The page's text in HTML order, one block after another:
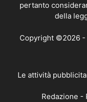
pertanto
della
Copyright ©2026
Le attività
Redazione -